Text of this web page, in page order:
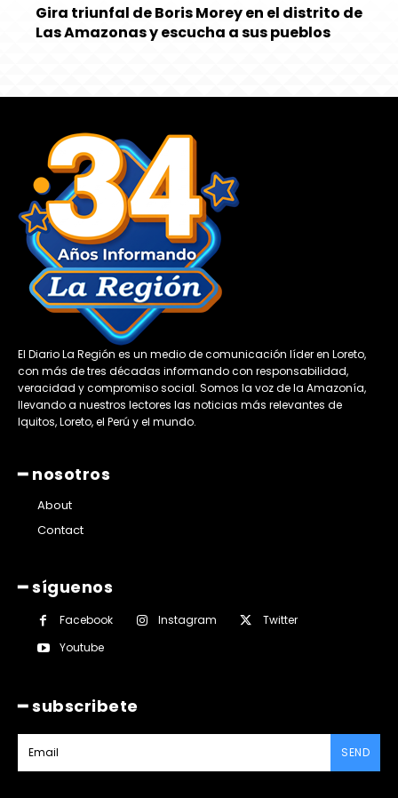
Gira triunfal de Boris Morey en el distrito de
Las Amazonas y escucha a sus pueblos
El Diario La Región es un medio de comunicación líder en Loreto,
con más de tres décadas informando con responsabilidad,
veracidad y compromiso social. Somos la voz de la Amazonía,
llevando a nuestros lectores las noticias más relevantes de
Iquitos, Loreto, el Perú y el mundo.
━ nosotros
About
Contact
━ síguenos
Facebook Instagram
Twitter
Youtube
━ subscribete
SEND